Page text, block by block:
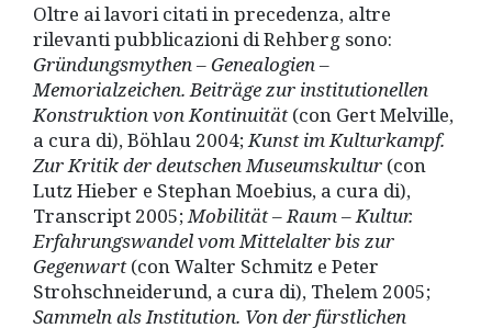
Oltre ai lavori citati in precedenza, altre
rilevanti pubblicazioni di Rehberg sono:
Gründungsmythen– Genealogien–
Memorialzeichen. Beiträge zur institutionellen
Konstruktion von Kontinuität(con Gert Melville,
a cura di), Böhlau 2004;Kunst im Kulturkampf.
Zur Kritik der deutschen Museumskultur (con
Lutz Hieber e Stephan Moebius, a cura di),
Transcript 2005;Mobilität–Raum–Kultur.
Erfahrungswandel vom Mittelalter bis zur
Gegenwart(con Walter Schmitz e Peter
Strohschneiderund, a cura di), Thelem 2005;
Sammeln als Institution. Von der fürstlichen